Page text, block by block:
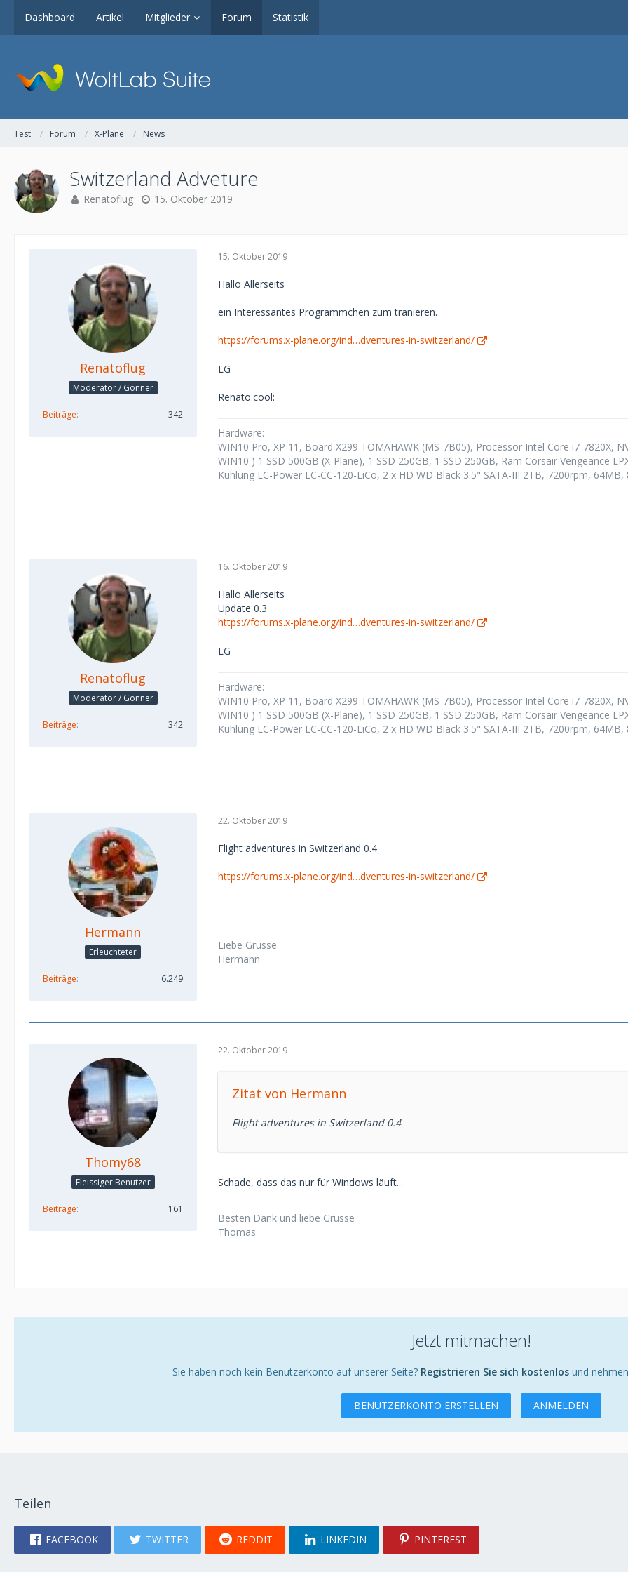
Dashboard Artikel Mitglieder Forum Statistik
Test Forum X-Plane News
Switzerland Adveture
Renatoflug 15. Oktober 2019
Renatoflug
Moderator / Gönner
Beiträge 342
15. Oktober 2019
Hallo Allerseits
ein Interessantes Progrämmchen zum tranieren.
https://forums.x-plane.org/ind…dventures-in-switzerland/
LG
Renato:cool:
Hardware:
WIN10 Pro, XP 11, Board X299 TOMAHAWK (MS-7B05), Processor Intel Core i7-7820X,
WIN10 ) 1 SSD 500GB (X-Plane), 1 SSD 250GB, 1 SSD 250GB, Ram Corsair Vengeance
Kühlung LC-Power LC-CC-120-LiCo, 2 x HD WD Black 3.5" SATA-III 2TB, 7200rpm, 64MB,
Renatoflug
Moderator / Gönner
Beiträge 342
16. Oktober 2019
Hallo Allerseits
Update 0.3
https://forums.x-plane.org/ind…dventures-in-switzerland/
LG
Hardware:
WIN10 Pro, XP 11, Board X299 TOMAHAWK (MS-7B05), Processor Intel Core i7-7820X,
WIN10 ) 1 SSD 500GB (X-Plane), 1 SSD 250GB, 1 SSD 250GB, Ram Corsair Vengeance
Kühlung LC-Power LC-CC-120-LiCo, 2 x HD WD Black 3.5" SATA-III 2TB, 7200rpm, 64MB,
Hermann
Erleuchteter
Beiträge 6.249
22. Oktober 2019
Flight adventures in Switzerland 0.4
https://forums.x-plane.org/ind…dventures-in-switzerland/
Liebe Grüsse
Hermann
Thomy68
Fleissiger Benutzer
Beiträge 161
22. Oktober 2019
Zitat von Hermann
Flight adventures in Switzerland 0.4
Schade, dass das nur für Windows läuft...
Besten Dank und liebe Grüsse
Thomas
Jetzt mitmachen!
Sie haben noch kein Benutzerkonto auf unserer Seite? Registrieren Sie sich kostenlos und
BENUTZERKONTO ERSTELLEN ANMELDEN
Teilen
FACEBOOK TWITTER REDDIT LINKEDIN PINTEREST